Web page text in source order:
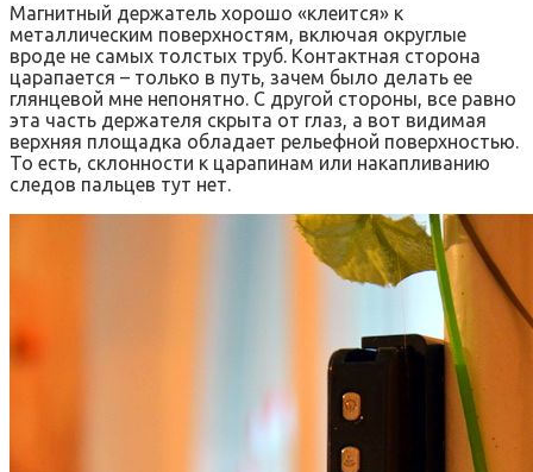
Магнитный держатель хорошо «клеится» к
металлическим поверхностям, включая округлые
вроде не самых толстых труб. Контактная сторона
царапается – только в путь, зачем было делать ее
глянцевой мне непонятно. С другой стороны, все равно
эта часть держателя скрыта от глаз, а вот видимая
верхняя площадка обладает рельефной поверхностью.
То есть, склонности к царапинам или накапливанию
следов пальцев тут нет.